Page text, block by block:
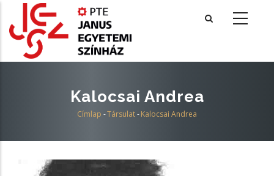
tartalomra
Kalocsai Andrea
Címlap -Társulat-Kalocsai Andrea